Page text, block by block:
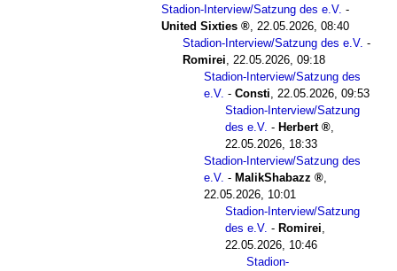
Stadion-Interview/Satzung des e.V. -
United Sixties
22.05.2026, 08:40
Stadion-Interview/Satzung des e.V. -
Romirei
22.05.2026, 09:18
Stadion-Interview/Satzung des
e.V. - Consti
22.05.2026, 09:53
Stadion-Interview/Satzung
des e.V. - Herbert
22.05.2026, 18:33
Stadion-Interview/Satzung des
e.V. - MalikShabazz
22.05.2026, 10:01
Stadion-Interview/Satzung
des e.V. - Romirei
22.05.2026, 10:46
Stadion-